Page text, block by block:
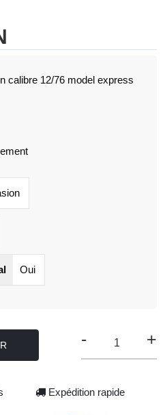
calibre 12/76 model express
Oui
- +
Expédition rapide